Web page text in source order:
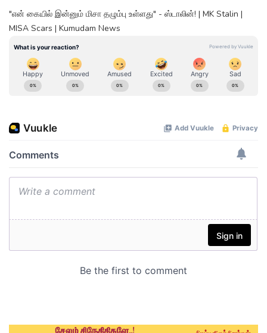
"என் கையில் இன்னும் மிசா தழும்பு உள்ளது" - ஸ்டாலின்! | MK Stalin |
MISA Scars | Kumudam News